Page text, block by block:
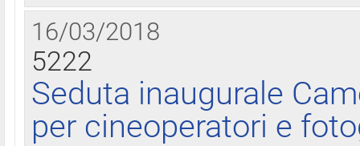
16/03/2018
5222
Seduta inaugurale
per cineoperatori e